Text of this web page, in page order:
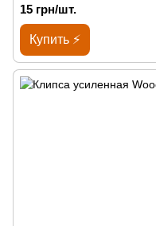
15 грн/шт.
Купить ⚡